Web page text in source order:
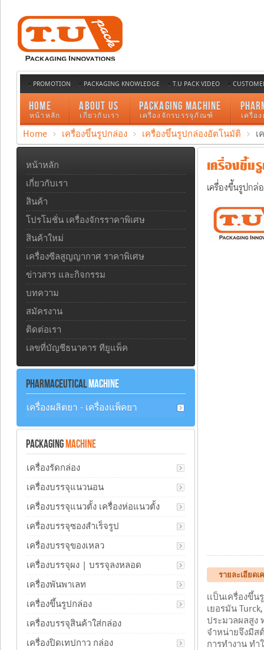
PROMOTION PACKAGING KNOWLEDGE T.U PACK VIDEO
HOME
หน้าหลัก
ABOUT US
เกี่ยวกับเรา
PACKAGING MACHINE
เครื่องจักรบรรจุภัณฑ์ เครื่อ
Home เครื่องขึ้นรูปกล่อง เครื่องขึ้นรูปกล่องอัตโนมัติ เ
เครื่องขึ้น
เครื่องขึ้นรูปกล่อ
รายละเอียด
เเป็นเครื่องขึ้
เยอรมัน
ประมวลผลสูง
จำหน่ายจึงมีส
การทำงาน ท
หน้าหลัก
เกี่ยวกับเรา
สินค้า
โปรโมชั่น เครื่องจักรราคาพิเศษ
สินค้าใหม่
เครื่องซีลสูญญากาศ ราคาพิเศษ
ข่าวสาร และกิจกรรม
บทความ
สมัครงาน
ติดต่อเรา
เลขที่บัญชีธนาคาร ทียูแพ็ค
PHARMACEUTICALMACHINE
เครื่องผลิตยา - เครื่องแพ็คยา
PACKAGING MACHINE
เครื่องรัดกล่อง
เครื่องบรรจุแนวนอน
เครื่องบรรจุแนวตั้ง เครื่องห่อแนวตั้ง
เครื่องบรรจุซองสำเร็จรูป
เครื่องบรรจุของเหลว
เครื่องบรรจุผง | บรรจุลงหลอด
เครื่องพันพาเลท
เครื่องขึ้นรูปกล่อง
เครื่องบรรจุสินค้าใส่กล่อง
เครื่องปิดเทปกาว กล่อง